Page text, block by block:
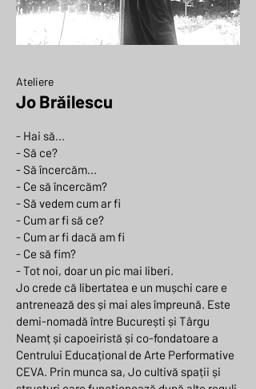
Ateliere
Jo Brăilescu
- Hai să...
- Să ce?
- Să încercăm...
- Ce să încercăm?
- Să vedem cum ar fi
- Cum ar fi să ce?
- Cum ar fi dacă am fi
- Ce să fim?
- Tot noi, doar un pic mai liberi.
Jo crede că libertatea e un mușchi care e
antrenează des și mai ales împreună. Este
demi-nomadă între București și Târgu
Neamț și capoeiristă și co-fondatoare a
Centrului Educațional de Arte Performative
CEVA. Prin munca sa, Jo cultivă spații și